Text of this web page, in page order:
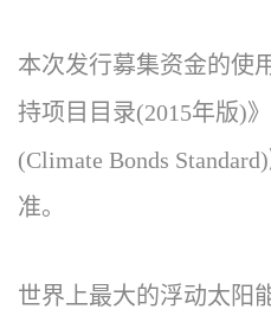
本次发行募集资金的使
持项目目录(2015年版)
(Climate Bonds
准。
世界上最大的浮动太阳